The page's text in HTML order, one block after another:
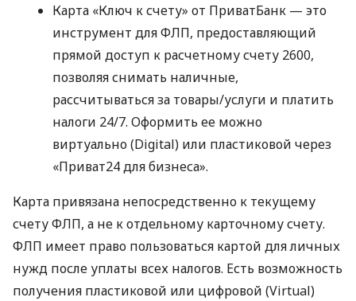
Карта «Ключ к счету» от ПриватБанк — это
инструмент для ФЛП, предоставляющий
прямой доступ к расчетному счету 2600,
позволяя снимать наличные,
рассчитываться за товары/услуги и платить
налоги 24/7. Оформить ее можно
виртуально (Digital) или пластиковой через
«Приват24 для бизнеса».
Карта привязана непосредственно к текущему
счету ФЛП, а не к отдельному карточному счету.
ФЛП имеет право пользоваться картой для личных
нужд после уплаты всех налогов. Есть возможность
получения пластиковой или цифровой (Virtual)